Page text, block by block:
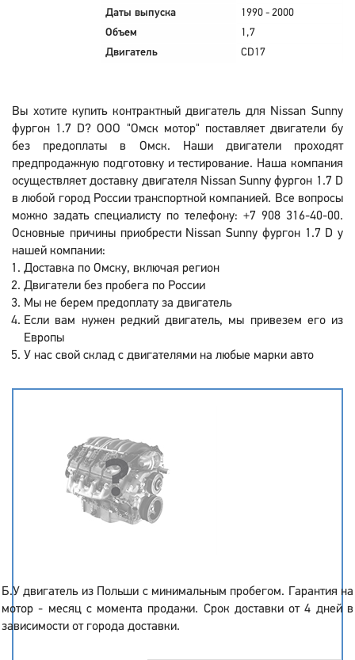
Даты выпуска
1990 - 2000
Объем
1,7
Двигатель
CD17
Вы хотите купить контрактный двигатель для Nissan Sunny
фургон 1.7 D? ООО "Омск мотор" поставляет двигатели бу
без предоплаты в Омск. Наши двигатели проходят
предпродажную подготовку и тестирование. Наша компания
осуществляет доставку двигателя Nissan Sunny фургон 1.7 D
в любой город России транспортной компанией. Все вопросы
можно задать специалисту по телефону: +7 908 316-40-00.
Основные причины приобрести Nissan Sunny фургон 1.7 D у
нашей компании:
Доставка по Омску, включая регион
Двигатели без пробега по России
Мы не берем предоплату за двигатель
Если вам нужен редкий двигатель, мы привезем его из
Европы
У нас свой склад с двигателями на любые марки авто
Б.У двигатель из Польши с минимальным пробегом. Гарантия на
мотор - месяц с момента продажи. Срок доставки от 4 дней в
зависимости от города доставки.